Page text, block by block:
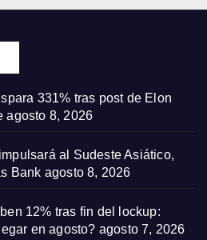
331% tras post de Elon
agosto 8, 2026
al Sudeste Asiático,
Bank agosto 8, 2026
12% tras fin del lockup:
en agosto? agosto 7, 2026